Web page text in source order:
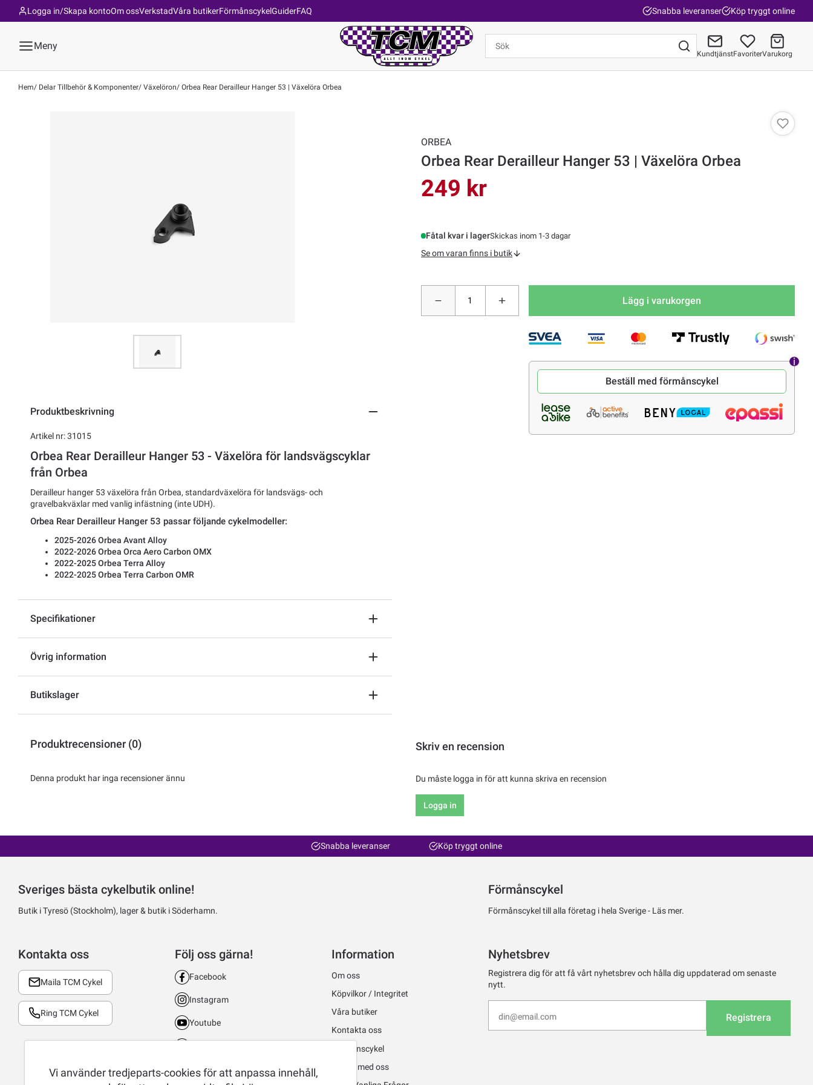
Om ossVerkstadVåra butikerFörmånscykelGuiderFAQ
Logga in/Skapa konto Snabba leveranser Köp tryggt online
Meny
KundtjänstFavoriterVarukorg
Hem Delar Tillbehör & Komponenter Växelöron Orbea Rear Derailleur Hanger 53 | Växelöra Orbea
Produktbeskrivning
Artikel nr: 31015
Orbea Rear Derailleur Hanger 53 - Växelöra för landsvägscyklar
från Orbea
Derailleur hanger 53 växelöra från Orbea, standardväxelöra för landsvägs- och
gravelbakväxlar med vanlig infästning (inte UDH).
Orbea Rear Derailleur Hanger 53 passar följande cykelmodeller:
2025-2026 Orbea Avant Alloy
2022-2026 Orbea Orca Aero Carbon OMX
2022-2025 Orbea Terra Alloy
2022-2025 Orbea Terra Carbon OMR
Specifikationer
Övrig information
Butikslager
ORBEA
Orbea Rear Derailleur Hanger 53 | Växelöra Orbea
249 kr
Fåtal kvar i lagerSkickas inom 1-3 dagar
Se om varan finns i butik
Lägg i varukorgen
Beställ med förmånscykel
Produktrecensioner (0)
Denna produkt har inga recensioner ännu
Skriv en recension
Du måste logga in för att kunna skriva en recension
Logga in
Snabba leveranser Köp tryggt online
Sveriges bästa cykelbutik online!
Butik i Tyresö (Stockholm), lager & butik i Söderhamn.
Förmånscykel
Förmånscykel till alla företag i hela Sverige - Läs mer.
Kontakta oss
Maila TCM Cykel
Ring TCM Cykel
Följ oss gärna!
Facebook
Instagram
Youtube
TikTok
Information
Om oss
Köpvilkor / Integritet
Våra butiker
Kontakta oss
Förmånscykel
Jobba med oss
Nyhetsbrev
Registrera dig för att få vårt nyhetsbrev och hålla dig uppdaterad om senaste
nytt.
Registrera
Vi använder tredjeparts-cookies för att anpassa innehåll,